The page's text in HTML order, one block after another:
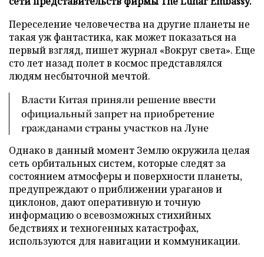
Переселение человечества на другие планеты не
такая уж фантастика, как может показаться на
первый взгляд, пишет журнал «Вокруг света». Еще
сто лет назад полет в космос представлялся
людям несбыточной мечтой.
Власти Китая приняли решение ввести
официальный запрет на приобретение
гражданами страны участков на Луне
Однако в данный момент Землю окружила целая
сеть орбитальных систем, которые следят за
состоянием атмосферы и поверхности планеты,
предупреждают о приближении ураганов и
циклонов, дают оперативную и точную
информацию о всевозможных стихийных
бедствиях и техногенных катастрофах,
используются для навигации и коммуникации.